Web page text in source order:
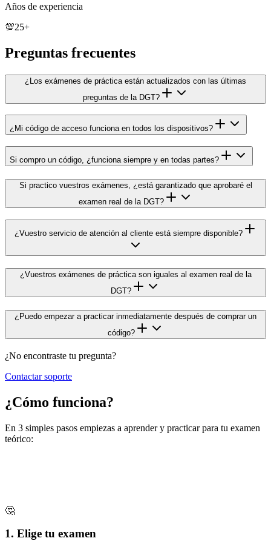
Años de experiencia
💯25+
Preguntas frecuentes
¿Los exámenes de práctica están actualizados con las últimas
preguntas de la DGT?
¿Mi código de acceso funciona en todos los dispositivos?
Si compro un código, ¿funciona siempre y en todas partes?
Si practico vuestros exámenes, ¿está garantizado que aprobaré el
examen real de la DGT?
¿Vuestro servicio de atención al cliente está siempre disponible?
¿Vuestros exámenes de práctica son iguales al examen real de la
DGT?
¿Puedo empezar a practicar inmediatamente después de comprar un
código?
¿No encontraste tu pregunta?
Contactar soporte
¿Cómo funciona?
En 3 simples pasos empiezas a aprender y practicar para tu examen
teórico:
🤔
1. Elige tu examen